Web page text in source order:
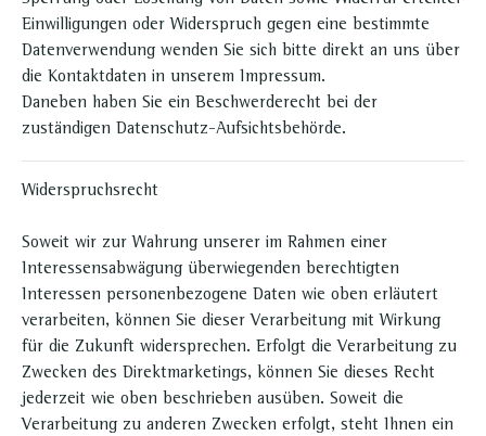
Einwilligungen oder Widerspruch gegen eine bestimmte
Datenverwendung wenden Sie sich bitte direkt an uns über
die Kontaktdaten in unserem Impressum.
Daneben haben Sie ein Beschwerderecht bei der
zuständigen Datenschutz-Aufsichtsbehörde.
Widerspruchsrecht
Soweit wir zur Wahrung unserer im Rahmen einer
Interessensabwägung überwiegenden berechtigten
Interessen personenbezogene Daten wie oben erläutert
verarbeiten, können Sie dieser Verarbeitung mit Wirkung
für die Zukunft widersprechen. Erfolgt die Verarbeitung zu
Zwecken des Direktmarketings, können Sie dieses Recht
jederzeit wie oben beschrieben ausüben. Soweit die
Verarbeitung zu anderen Zwecken erfolgt, steht Ihnen ein